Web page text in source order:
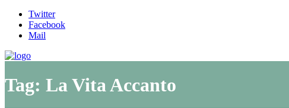
Twitter
Facebook
Mail
Tag: La Vita Accanto